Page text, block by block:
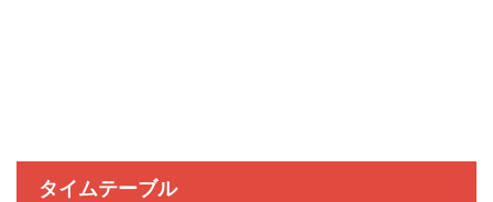
タイムテーブル